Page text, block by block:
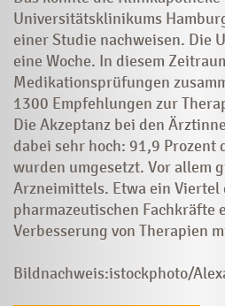
Universitätsklinikums
einer Studie nachweisen. Die
eine ­Woche. In diesem
Medikationsprüfungen
1300 Empfehlungen zur
Die Akzeptanz bei den
dabei sehr hoch: 91,9 Prozent
wurden umgesetzt. Vor allem
Arzneimittels. Etwa ein
pharmazeutischen Fachkräfte
Verbesserung von Therapien
Bildnachweis:istockphoto/